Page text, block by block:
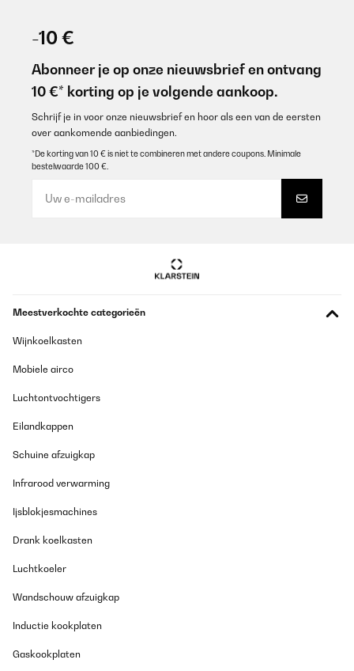
-10 €
Abonneer je op onze nieuwsbrief en ontvang
10 €* korting op je volgende aankoop.
Schrijf je in voor onze nieuwsbrief en hoor als een van de eersten
over aankomende aanbiedingen.
*De korting van 10 € is niet te combineren met andere coupons. Minimale
bestelwaarde 100 €.
Meestverkochte categorieën
Wijnkoelkasten
Mobiele airco
Luchtontvochtigers
Eilandkappen
Schuine afzuigkap
Infrarood verwarming
Ijsblokjesmachines
Drank koelkasten
Luchtkoeler
Wandschouw afzuigkap
Inductie kookplaten
Gaskookplaten